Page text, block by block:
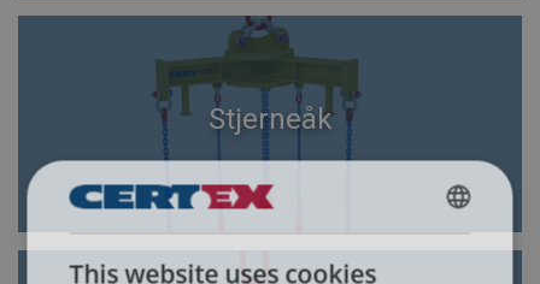
Stjerneåk
ENGLISH
ENGLISH TRANSLATION
This website uses cookies